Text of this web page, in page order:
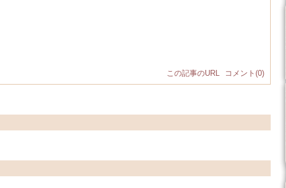
この記事のURL コメント(0)